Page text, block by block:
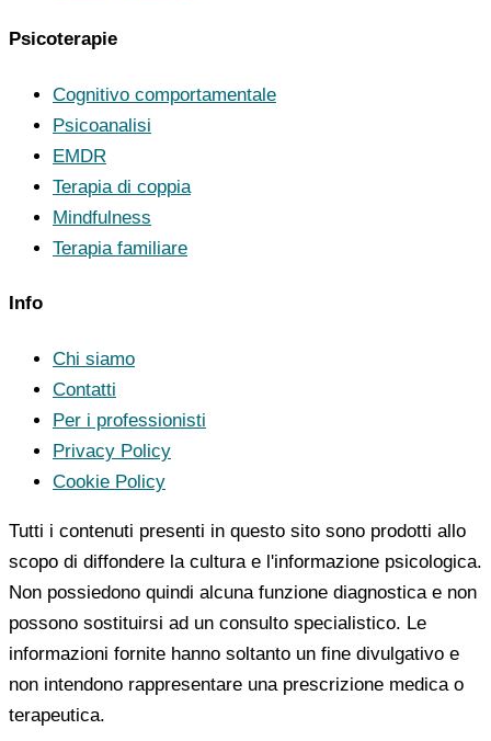
Psicoterapie
Cognitivo comportamentale
Psicoanalisi
EMDR
Terapia di coppia
Mindfulness
Terapia familiare
Info
Chi siamo
Contatti
Per i professionisti
Privacy Policy
Cookie Policy
Tutti i contenuti presenti in questo sito sono prodotti allo
scopo di diffondere la cultura e l'informazione psicologica.
Non possiedono quindi alcuna funzione diagnostica e non
possono sostituirsi ad un consulto specialistico. Le
informazioni fornite hanno soltanto un fine divulgativo e
non intendono rappresentare una prescrizione medica o
terapeutica.